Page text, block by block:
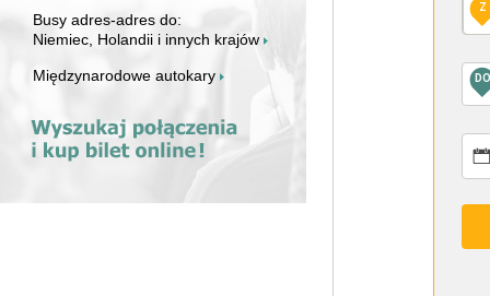
Busy adres-adres do:
Niemiec, Holandii i innych krajów
Międzynarodowe autokary
Z
DO